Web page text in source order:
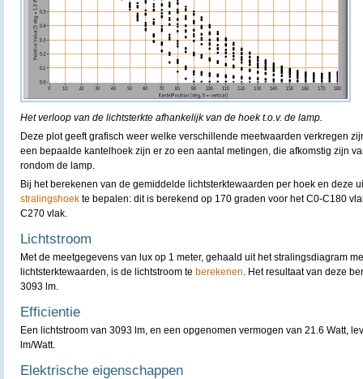
Het verloop van de lichtsterkte afhankelijk van de hoek t.o.v. de lamp.
Deze plot geeft grafisch weer welke verschillende meetwaarden verkregen
een bepaalde kantelhoek zijn er zo een aantal metingen, die afkomstig zijn
rondom de lamp.
Bij het berekenen van de gemiddelde lichtsterktewaarden per hoek en deze
stralingshoek te bepalen: dit is berekend op 170 graden voor het C0-C180
C270 vlak.
Lichtstroom
Met de meetgegevens van lux op 1 meter, gehaald uit het stralingsdiagram
lichtsterktewaarden, is de lichtstroom te berekenen. Het resultaat van deze
3093 lm.
Efficientie
Een lichtstroom van 3093 lm, en een opgenomen vermogen van 21.6 Watt,
lm/Watt.
Elektrische eigenschappen